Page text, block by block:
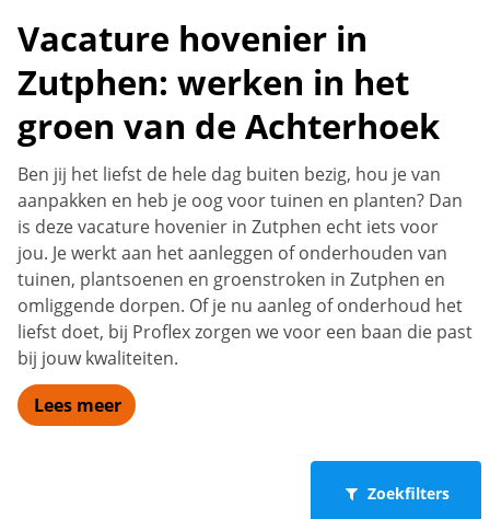
Vacature hovenier in
Zutphen: werken in het
groen van de Achterhoek
Ben jij het liefst de hele dag buiten bezig, hou je van
aanpakken en heb je oog voor tuinen en planten? Dan
is deze vacature hovenier in Zutphen echt iets voor
jou. Je werkt aan het aanleggen of onderhouden van
tuinen, plantsoenen en groenstroken in Zutphen en
omliggende dorpen. Of je nu aanleg of onderhoud het
liefst doet, bij Proflex zorgen we voor een baan die past
bij jouw kwaliteiten.
Lees meer
Zoekfilters